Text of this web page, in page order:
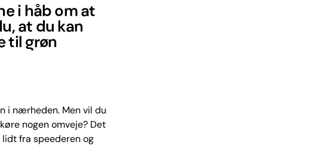
i håb om at
at du kan
til grøn
i nærheden. Men vil du
nogen omveje? Det
fra speederen og